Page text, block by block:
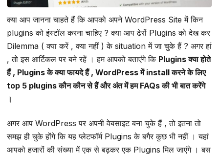
क्या आप जानना चाहते हैं कि आपको अपने WordPress Site में किन
plugins को इंस्टॉल करना चाहिए ? क्या आप ढेरों Plugins को देख कर
Dilemma ( क्या करें , क्या नहीं ) के situation में जा चुके हैं ? अगर हां
, तो इस आर्टिकल पर बने रहें । हम आपको बताएंगे कि Plugins क्या होते
हैं , Plugins के क्या फायदे हैं , WordPress में install करने के लिए
top 5 plugins कौन कौन से हैं और अंत में हम FAQs की भी बात करेंगे
।
अगर आप WordPress पर अपनी वेबसाइट बना चुके हैं , तो इतना तो
समझ ही चुके होंगे कि यह प्लेटफॉर्म Plugins के बगैर कुछ भी नहीं । यहां
आपको हजारों की संख्या में एक से बढ़कर एक Plugins मिल जाएंगे । बस